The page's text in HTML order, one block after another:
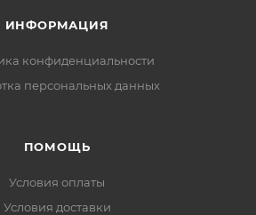
ИНФОРМАЦИЯ
конфиденциальности
персональных данных
ПОМОЩЬ
Условия оплаты
Условия доставки